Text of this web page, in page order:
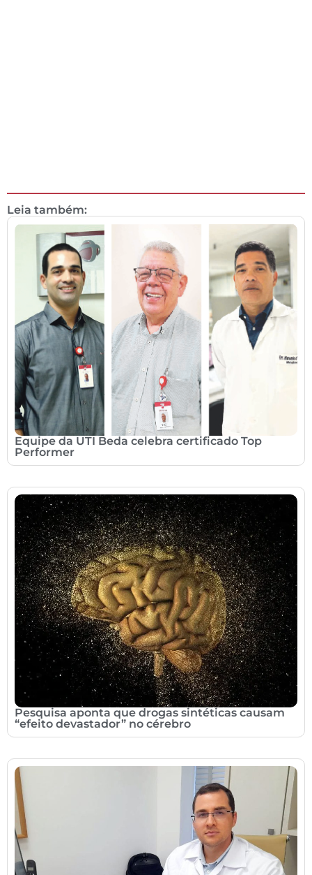
Leia também:
Equipe da UTI Beda celebra certificado Top
Performer
Pesquisa aponta que drogas sintéticas causam
“efeito devastador” no cérebro